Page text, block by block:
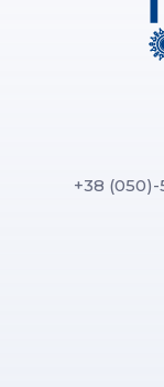
+38 (050)-